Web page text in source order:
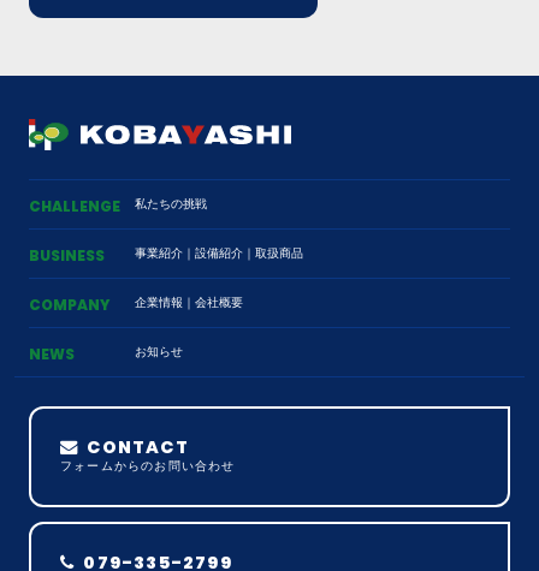
CHALLENGE 私たちの挑戦
BUSINESS 事業紹介 ｜ 設備紹介 ｜ 取扱商品
COMPANY 企業情報 ｜ 会社概要
NEWS お知らせ
CONTACT
フォームからのお問い合わせ
079-335-2799